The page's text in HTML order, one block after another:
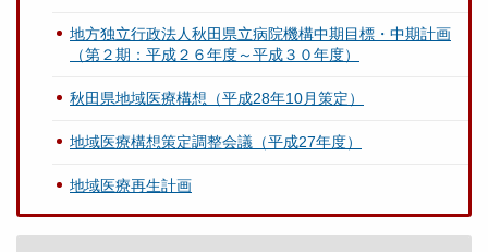
地方独立行政法人秋田県立病院機構中期目標・中期計画
（第２期：平成２６年度～平成３０年度）
秋田県地域医療構想（平成28年10月策定）
地域医療構想策定調整会議（平成27年度）
地域医療再生計画